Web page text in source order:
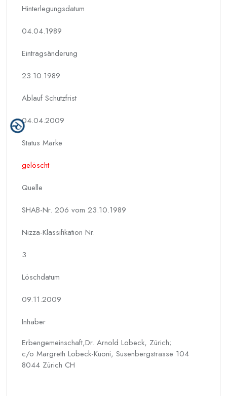
Hinterlegungs­datum
04.04.1989
Eintragsänderung
23.10.1989
Ablauf Schutzfrist
04.04.2009
Status Marke
gelöscht
Quelle
SHAB-Nr. 206 vom 23.10.1989
Nizza-Klassifikation Nr.
3
Löschdatum
09.11.2009
Inhaber
Erbengemeinschaft,Dr. Arnold Lobeck, Zürich;
c/o Margreth Lobeck-Kuoni, Susenbergstrasse 104
8044 Zürich CH